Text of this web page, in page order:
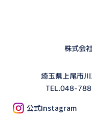
株式会
埼玉県上尾市
TEL.048-
公式Instagram